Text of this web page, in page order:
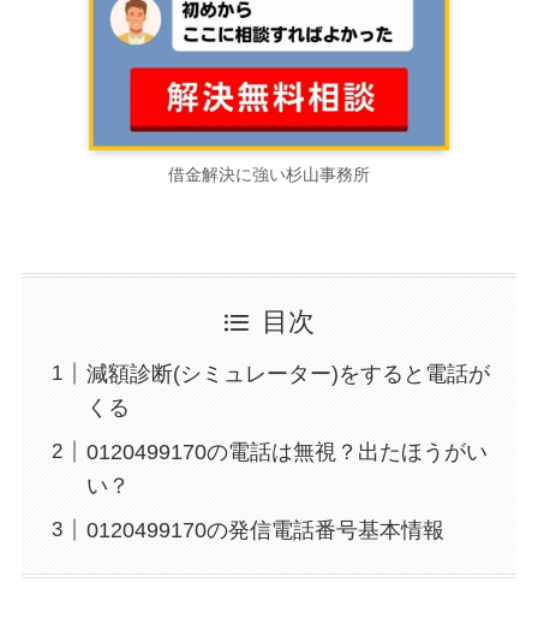
借金解決に強い杉山事務所
目次
減額診断(シミュレーター)をすると電話が
くる
0120499170の電話は無視？出たほうがい
い？
0120499170の発信電話番号基本情報